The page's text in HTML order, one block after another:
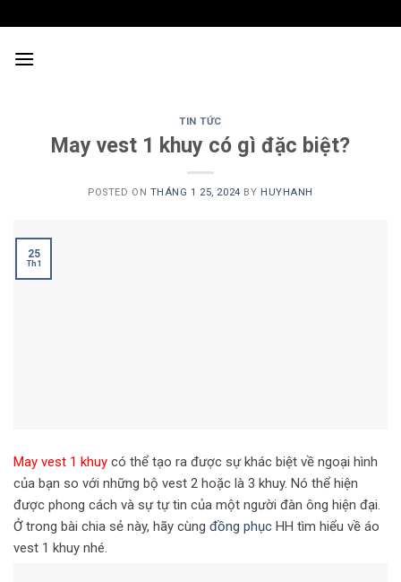
to
content
TIN TỨC
May vest 1 khuy có gì đặc biệt?
POSTED ON THÁNG 1 25, 2024 BY HUYHANH
25
Th1
May vest 1 khuy có thể tạo ra được sự khác biệt về ngoại hình
của bạn so với những bộ vest 2 hoặc là 3 khuy. Nó thể hiện
được phong cách và sự tự tin của một người đàn ông hiện đại.
Ở trong bài chia sẻ này, hãy cùng đồng phục HH tìm hiểu về áo
vest 1 khuy nhé.